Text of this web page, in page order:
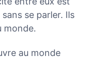
se parler. Ils
monde.
au monde